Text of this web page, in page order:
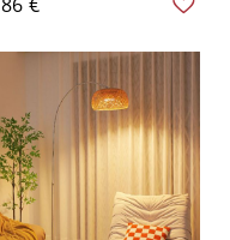
Industrielle
pour Cuisine -
Rouge 110 V-120 V